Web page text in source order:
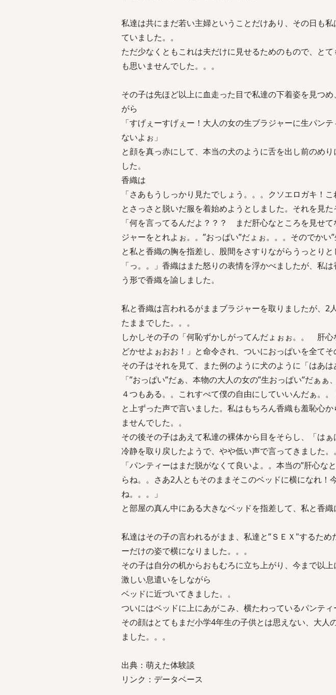
私達は共にまだ若い主婦ということだけあり、その日も
ていました。。
ただ少なくともこれは夫だけに見せるためのもので、と
も思いませんでした。。。
その子は先ほど以上に血走った目で私達の下着姿を見つ
がら
「すげぇーすげぇー！大人の女の生ブラジャーに生パン
ないよぉ」
と顔を真っ赤にして、本当の犬のように舌を出し前のめ
した。
香織は
「さあもうしっかり見たでしょう。。。クソエロガキ！こ
とさっさと脱いだ服を着始めようとしました。それを見
「何を言ってるんだよ？？？ まだ肝心なところを見せ
ジャーをとれよぉ。。”おっぱい”だょぉ。。。そのでかい
と私と香織の胸を指差し、股間をさすりながらうっとり
「っ。。」香織はまた怒りの表情を浮かべましたが、私
う形で香織を諭しました。
私と香織は言われるがままブラジャーを取りましたが、2
たままでした。。。
しかしその子の「何恥ずかしがってんだょぉぉ。。 肝
どかせよぉおお！」と命令され、ついにおっぱいを全てそ
その子はそれを見て、また例のように犬のように「はあは
「”おっぱい”だぁ、本物の大人の女の”生おっぱい”だぁ
４つもある。。これすべて僕の自由にしていいんだぁ。。
と上ずった声で言いました。私はもちろん香織も羞恥心
ませんでした。。
その後その子はあえて私達の裸体から目をそらし、「は
冷静を取り戻したようで、やや低い声で言ってきました。。
「パンティーはまだ脱がなくて良いよ。。本当の”肝心
らね。。さあ2人ともそのままそこのベッドに横になれ！
ね。。。」
と部屋の真ん中にある大きなベッドを指差して、私と香織
私達はその子の言われるがまま、私達と”ＳＥＸ"するた
ーだけの姿で横になりました。。。
その子は自分の机からおもむろに立ち上がり、今まで以
激しい息遣いをしながら
ベッドに近づいてきました。。
ついにはベッドに上にあがこみ、横たわっているパンテ
その顔はとてもまだ小学4年生の子供とは思えない、大人
ました。。。
出典：萌えた体験談
リンク：データベース